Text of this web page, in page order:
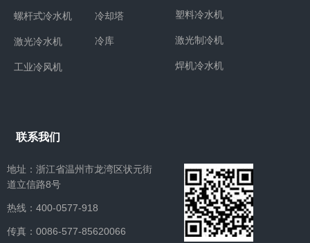
螺杆式冷水机
激光冷水机
工业冷风机
冷却塔
冷库
塑料冷水机
激光制冷机
焊机冷水机
联系我们
地址：浙江省温州市龙湾区状元街
道立信路8号
热线：400-0577-918
​​​​​​​传真：0086-577-85620066